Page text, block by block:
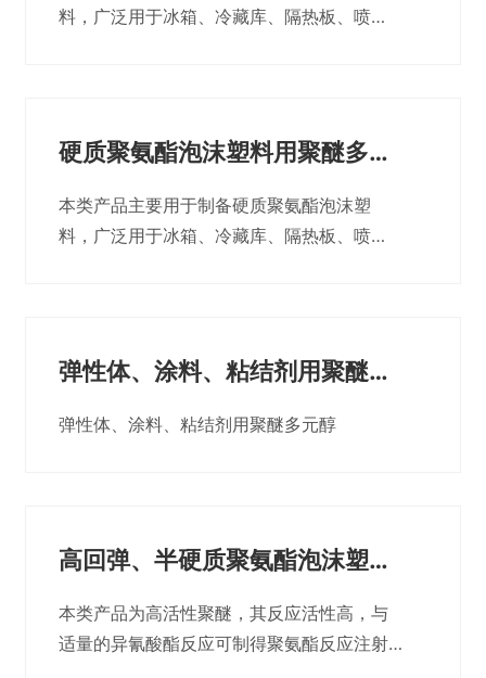
料，广泛用于冰箱、冷藏库、隔热板、喷
硬质聚氨酯泡沫塑料用聚醚多元
醇
本类产品主要用于制备硬质聚氨酯泡沫塑
料，广泛用于冰箱、冷藏库、隔热板、喷
弹性体、涂料、粘结剂用聚醚多
元醇
弹性体、涂料、粘结剂用聚醚多元醇
高回弹、半硬质聚氨酯泡沫塑料
用聚醚多元醇
本类产品为高活性聚醚，其反应活性高，与
适量的异氰酸酯反应可制得聚氨酯反应注射